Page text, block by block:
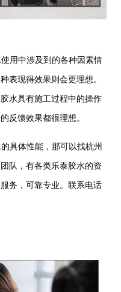
用中涉及到的各种因素情
表现得效果则会更理想。
水具有施工过程中的操作
反馈效果都很理想。
具体性能，那可以找杭州
队，有各类乐泰胶水的资
务，可靠专业。联系电话